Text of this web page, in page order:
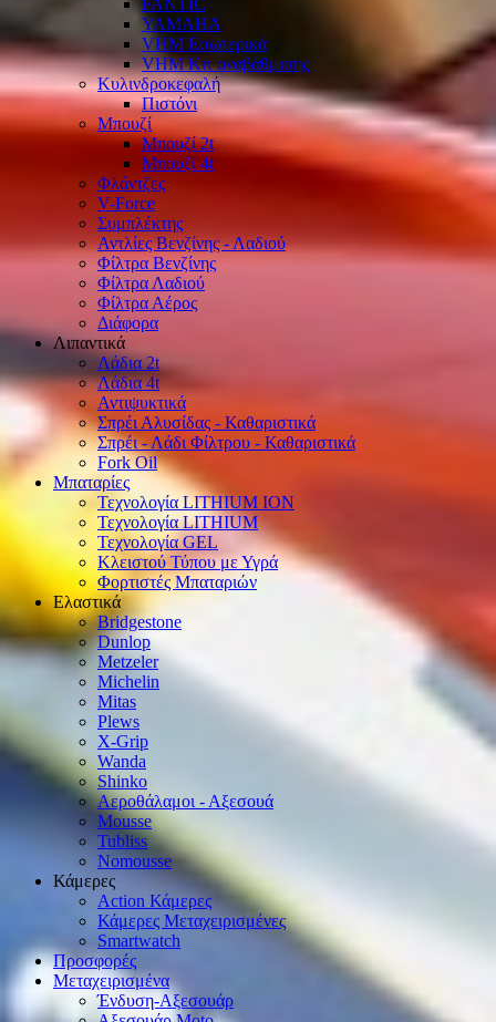
FANTIC
YAMAHA
VHM Εσωτερικά
VHM Κιτ αναβάθμισης
Κυλινδροκεφαλή
Πιστόνι
Μπουζί
Μπουζί 2t
Μπουζί 4t
Φλάντζες
V-Force
Συμπλέκτης
Αντλίες Βενζίνης - Λαδιού
Φίλτρα Βενζίνης
Φίλτρα Λαδιού
Φίλτρα Αέρος
Διάφορα
Λιπαντικά
Λάδια 2t
Λάδια 4t
Αντιψυκτικά
Σπρέι Αλυσίδας - Καθαριστικά
Σπρέι - Λάδι Φίλτρου - Καθαριστικά
Fork Oil
Μπαταρίες
Τεχνολογία LITHIUM ION
Τεχνολογία LITHIUM
Τεχνολογία GEL
Κλειστού Τύπου με Υγρά
Φορτιστές Μπαταριών
Ελαστικά
Bridgestone
Dunlop
Metzeler
Michelin
Mitas
Plews
X-Grip
Wanda
Shinko
Αεροθάλαμοι - Αξεσουά
Mousse
Tubliss
Nomousse
Κάμερες
Action Κάμερες
Κάμερες Μεταχειρισμένες
Smartwatch
Προσφορές
Μεταχειρισμένα
Ένδυση-Αξεσουάρ